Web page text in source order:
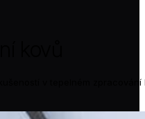
v tepelném